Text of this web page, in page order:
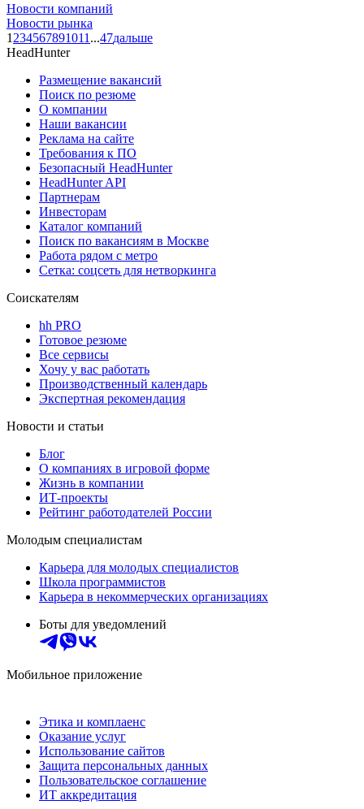
Новости компаний
Новости рынка
1 234567891011 ...47дальше
HeadHunter
Размещение вакансий
Поиск по резюме
О компании
Наши вакансии
Реклама на сайте
Требования к ПО
Безопасный HeadHunter
HeadHunter API
Партнерам
Инвесторам
Каталог компаний
Поиск по вакансиям в Москве
Работа рядом с метро
Сетка: соцсеть для нетворкинга
Соискателям
hh PRO
Готовое резюме
Все сервисы
Хочу у вас работать
Производственный календарь
Экспертная рекомендация
Новости и статьи
Блог
О компаниях в игровой форме
Жизнь в компании
ИТ-проекты
Рейтинг работодателей России
Молодым специалистам
Карьера для молодых специалистов
Школа программистов
Карьера в некоммерческих организациях
Боты для уведомлений
Мобильное приложение
Этика и комплаенс
Оказание услуг
Использование сайтов
Защита персональных данных
Пользовательское соглашение
ИТ аккредитация